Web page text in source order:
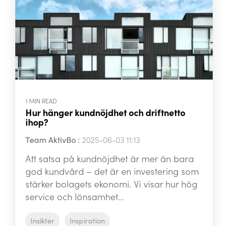
1 MIN READ
Hur hänger kundnöjdhet och driftnetto
ihop?
Team AktivBo : 2025-06-03 11:13
Att satsa på kundnöjdhet är mer än bara
god kundvård – det är en investering som
stärker bolagets ekonomi. Vi visar hur hög
service och lönsamhet...
Insikter Inspiration